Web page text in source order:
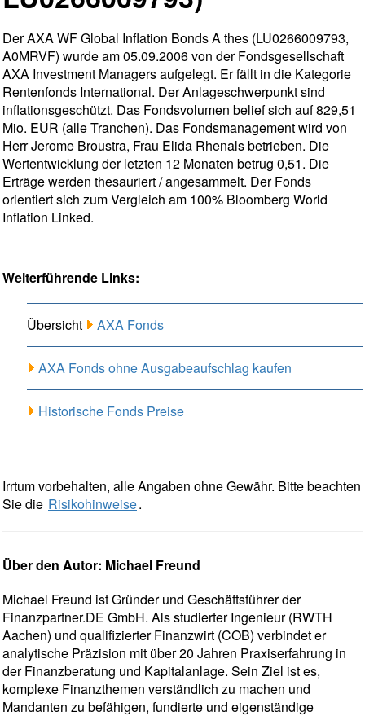
Der AXA WF Global Inflation Bonds A thes (LU0266009793,
A0MRVF) wurde am 05.09.2006 von der Fondsgesellschaft
AXA Investment Managers aufgelegt. Er fällt in die Kategorie
Rentenfonds International. Der Anlageschwerpunkt sind
inflationsgeschützt. Das Fondsvolumen belief sich auf 829,51
Mio. EUR (alle Tranchen). Das Fondsmanagement wird von
Herr Jerome Broustra, Frau Elida Rhenals betrieben. Die
Wertentwicklung der letzten 12 Monaten betrug 0,51. Die
Erträge werden thesauriert / angesammelt. Der Fonds
orientiert sich zum Vergleich am 100% Bloomberg World
Inflation Linked.
Weiterführende Links:
Übersicht AXA Fonds
AXA Fonds ohne Ausgabeaufschlag kaufen
Historische Fonds Preise
Irrtum vorbehalten, alle Angaben ohne Gewähr. Bitte beachten
Sie die Risikohinweise.
Über den Autor: Michael Freund
Michael Freund ist Gründer und Geschäftsführer der
Finanzpartner.DE GmbH. Als studierter Ingenieur (RWTH
Aachen) und qualifizierter Finanzwirt (COB) verbindet er
analytische Präzision mit über 20 Jahren Praxiserfahrung in
der Finanzberatung und Kapitalanlage. Sein Ziel ist es,
komplexe Finanzthemen verständlich zu machen und
Mandanten zu befähigen, fundierte und eigenständige